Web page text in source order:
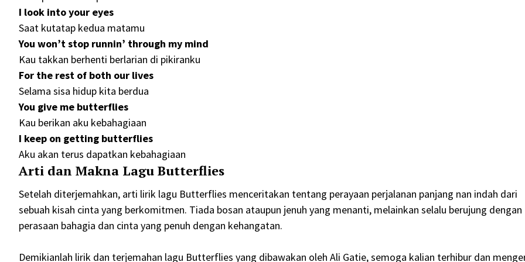
I look into your eyes
Saat kutatap kedua matamu
You won’t stop runnin’ through my mind
Kau takkan berhenti berlarian di pikiranku
For the rest of both our lives
Selama sisa hidup kita berdua
You give me butterflies
Kau berikan aku kebahagiaan
I keep on getting butterflies
Aku akan terus dapatkan kebahagiaan
Arti dan Makna Lagu Butterflies
Setelah diterjemahkan, arti lirik lagu Butterflies menceritakan tentang perayaan perjalanan panjang nan indah dari
sebuah kisah cinta yang berkomitmen. Tiada bosan ataupun jenuh yang menanti, melainkan selalu berujung dengan
perasaan bahagia dan cinta yang penuh dengan kehangatan.
Demikianlah lirik dan terjemahan lagu Butterflies yang dibawakan oleh Ali Gatie, semoga kalian terhibur dan